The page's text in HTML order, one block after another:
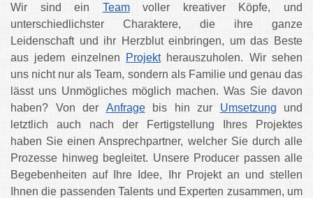
Wir sind ein Teamvoller kreativer Köpfe, und
unterschiedlichster Charaktere, die ihre ganze
Leidenschaft und ihr Herzblut einbringen, um das Beste
aus jedem einzelnen
Projektherauszuholen. Wir sehen
uns nicht nur als Team, sondern als Familie und genau das
lässt uns Unmögliches möglich machen. Was Sie davon
haben? Von der Anfragebis hin zur Umsetzung und
letztlich auch nach der Fertigstellung Ihres Projektes
haben Sie einen Ansprechpartner, welcher Sie durch alle
Prozesse hinweg begleitet. Unsere Producer passen alle
Begebenheiten auf Ihre Idee, Ihr Projekt an und stellen
Ihnen die passenden Talents und Experten zusammen, um